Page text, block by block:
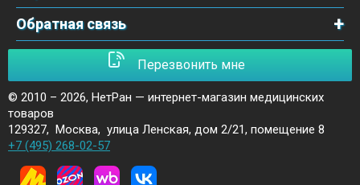
Обратная связь
Перезвонить мне
© 2010 – 2026, НетРан — интернет-магазин медицинских
товаров
129327, Москва, улица Ленская, дом 2/21, помещение 8
+7 (495) 268-02-57